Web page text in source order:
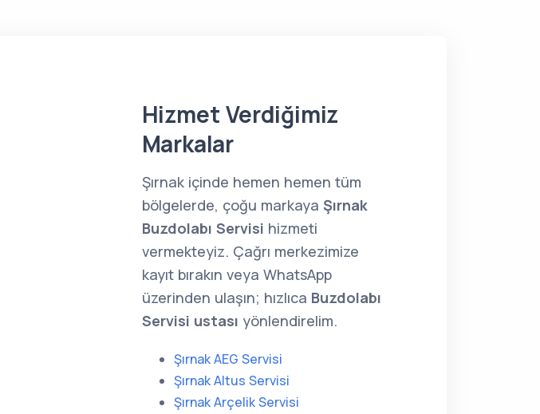
Hizmet Verdiğimiz
Markalar
Şırnak içinde hemen hemen tüm
bölgelerde, çoğu markaya Şırnak
Buzdolabı Servisi hizmeti
vermekteyiz. Çağrı merkezimize
kayıt bırakın veya WhatsApp
üzerinden ulaşın; hızlıca Buzdolabı
Servisi ustası yönlendirelim.
Şırnak AEG Servisi
Şırnak Altus Servisi
Şırnak Arçelik Servisi